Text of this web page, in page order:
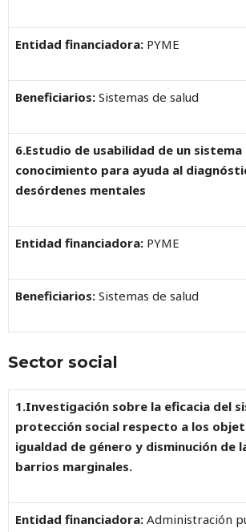
Entidad financiadora: PYME
Beneficiarios: Sistemas de salud
6.Estudio de usabilidad de un sistema
conocimiento para ayuda al
desórdenes mentales
Entidad financiadora: PYME
Beneficiarios: Sistemas de salud
Sector social
1.Investigación sobre la eficacia del
protección social respecto a los
igualdad de género y disminución de
barrios marginales.
Entidad financiadora: Administración